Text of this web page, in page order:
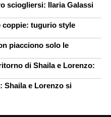
sciogliersi: Ilaria Galassi
coppie: tugurio style
piacciono solo le
di Shaila e Lorenzo:
Shaila e Lorenzo si